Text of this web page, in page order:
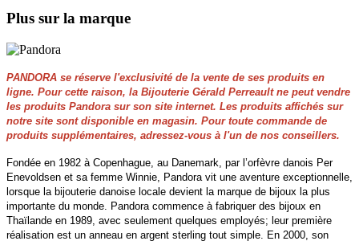
Plus sur la marque
PANDORA se réserve l'exclusivité de la vente de ses produits en
ligne. Pour cette raison, la Bijouterie Gérald Perreault ne peut vendre
les produits Pandora sur son site internet. Les produits affichés sur
notre site sont disponible en magasin. Pour toute commande de
produits supplémentaires, adressez-vous à l'un de nos conseillers.
Fondée en 1982 à Copenhague, au Danemark, par l’orfèvre danois Per
Enevoldsen et sa femme Winnie, Pandora vit une aventure exceptionnelle,
lorsque la bijouterie danoise locale devient la marque de bijoux la plus
importante du monde. Pandora commence à fabriquer des bijoux en
Thaïlande en 1989, avec seulement quelques employés; leur première
réalisation est un anneau en argent sterling tout simple. En 2000, son